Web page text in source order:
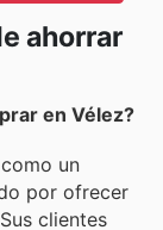
ahorrar
en Vélez?
un
por ofrecer
clientes